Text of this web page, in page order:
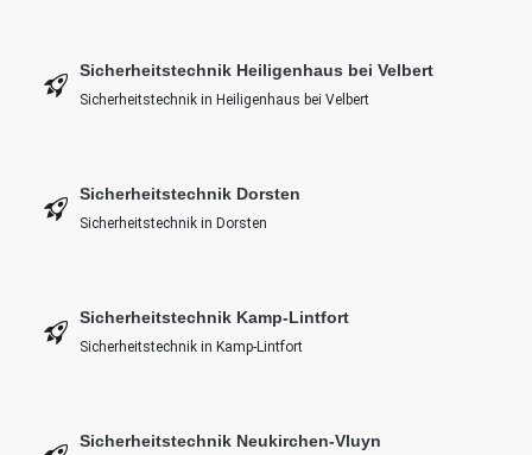
Sicherheitstechnik Heiligenhaus bei Velbert
Sicherheitstechnik in Heiligenhaus bei Velbert
Sicherheitstechnik Dorsten
Sicherheitstechnik in Dorsten
Sicherheitstechnik Kamp-Lintfort
Sicherheitstechnik in Kamp-Lintfort
Sicherheitstechnik Neukirchen-Vluyn